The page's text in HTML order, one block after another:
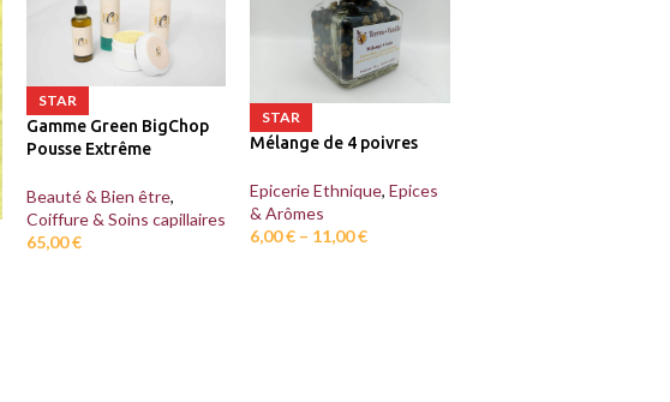
STAR
Gamme Green BigChop
Pousse Extrême
Beauté & Bien être,
Coiffure & Soins capillaires
65,00€
STAR
Mélange de 4 poivres
Epicerie Ethnique, Epices
& Arômes
6,00€ – 11,00€